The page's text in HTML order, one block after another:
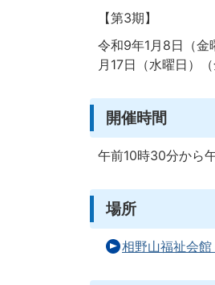
【第3期】
令和9年1月8日（金
月17日（水曜日）（
開催時間
午前10時30分から
場所
相野山福祉会